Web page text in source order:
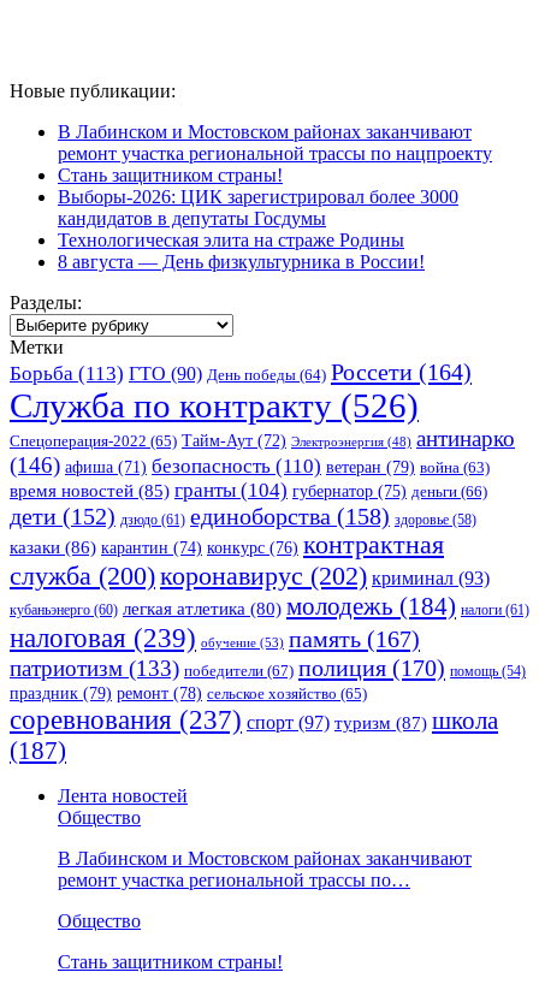
Новые публикации:
В Лабинском и Мостовском районах заканчивают
ремонт участка региональной трассы по нацпроекту
Стань защитником страны!
Выборы-2026: ЦИК зарегистрировал более 3000
кандидатов в депутаты Госдумы
Технологическая элита на страже Родины
8 августа — День физкультурника в России!
Разделы:
Разделы:
Метки
Борьба (113) ГТО (90) День победы (64) Россети (164)
Служба по контракту (526)
Спецоперация-2022 (65) Тайм-Аут (72) Электроэнергия (48) антинарко
(146) афиша (71) безопасность (110) ветеран (79) война (63)
время новостей (85) гранты (104) губернатор (75) деньги (66)
дети (152) дзюдо (61) единоборства (158) здоровье (58)
казаки (86) карантин (74) конкурс (76) контрактная
служба (200)коронавирус (202) криминал (93)
кубаньэнерго (60) легкая атлетика (80) молодежь (184) налоги (61)
налоговая (239) обучение (53) память (167)
патриотизм (133) победители (67) полиция (170) помощь (54)
праздник (79) ремонт (78) сельское хозяйство (65)
соревнования (237) спорт (97) туризм (87) школа
(187)
Лента новостей
Общество
В Лабинском и Мостовском районах заканчивают
ремонт участка региональной трассы по…
Общество
Стань защитником страны!